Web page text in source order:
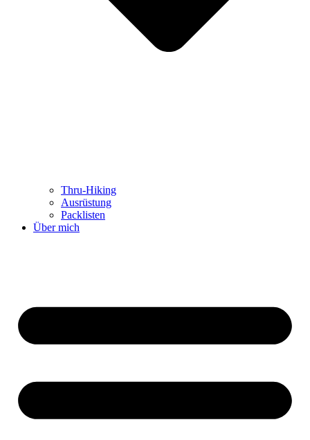
Thru-Hiking
Ausrüstung
Packlisten
Über mich